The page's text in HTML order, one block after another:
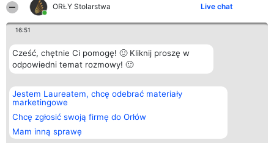
ORŁY Stolarstwa Live chat
16:51
Cześć, chętnie Ci pomogę! 🙂 Kliknij proszę w
odpowiedni temat rozmowy! 🙂
Jestem Laureatem, chcę odebrać materiały
marketingowe
Chcę zgłosić swoją firmę do Orłów
Mam inną sprawę
Organizator plebiscytu
Bright Side Solutions sp. z o.
o. sp. k.
ul. Ruska 22
Wrocław 50-079
KRS 0000749100 | Regon
381313360 | NIP 8943132676
Plebiscyt
Laureaci
wszystkich
Laureatów
Regulamin
Kontakt
Kontakt